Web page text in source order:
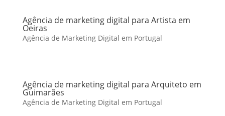
Agência de marketing digital para Artista em
Oeiras
Agência de Marketing Digital em Portugal
Agência de marketing digital para Arquiteto em
Guimarães
Agência de Marketing Digital em Portugal